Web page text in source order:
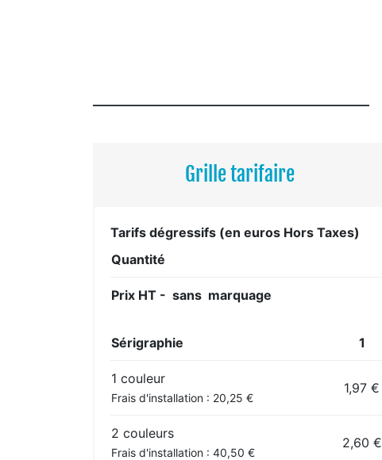
Grille tarifaire
Tarifs dégressifs (en euros Hors Taxes)
Quantité
Prix HT - sans marquage
Sérigraphie 1
1 couleur
Frais d'installation : 20,25 €
1,97 €
2 couleurs
Frais d'installation : 40,50 €
2,60 €